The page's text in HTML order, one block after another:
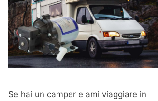
Se hai un camper e ami viaggiare in